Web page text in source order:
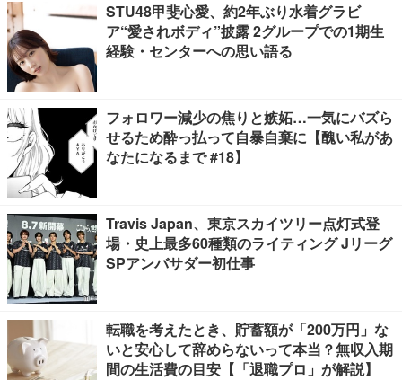
STU48甲斐心愛、約2年ぶり水着グラビ
ア“愛されボディ”披露 2グループでの1期生
経験・センターへの思い語る
フォロワー減少の焦りと嫉妬…一気にバズら
せるため酔っ払って自暴自棄に【醜い私があ
なたになるまで #18】
Travis Japan、東京スカイツリー点灯式登
場・史上最多60種類のライティング Jリーグ
SPアンバサダー初仕事
転職を考えたとき、貯蓄額が「200万円」な
いと安心して辞めらないって本当？無収入期
間の生活費の目安【「退職プロ」が解説】